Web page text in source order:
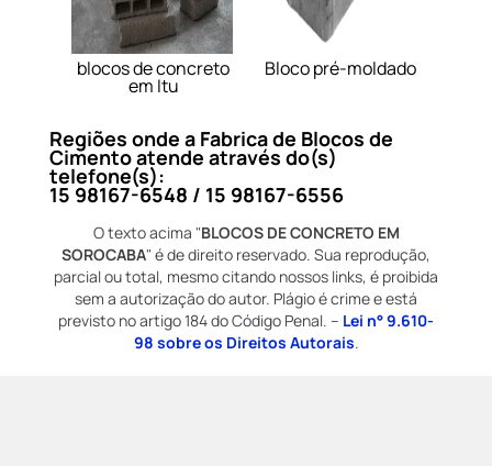
blocos de concreto
em Itu
Bloco pré-moldado
Regiões onde a Fabrica de Blocos de
Cimento atende através do(s)
telefone(s):
15 98167-6548 / 15 98167-6556
O texto acima "BLOCOS DE CONCRETO EM
SOROCABA" é de direito reservado. Sua reprodução,
parcial ou total, mesmo citando nossos links, é proibida
sem a autorização do autor. Plágio é crime e está
previsto no artigo 184 do Código Penal. – Lei n° 9.610-
98 sobre os Direitos Autorais.